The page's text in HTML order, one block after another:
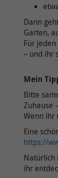
Dann
Garten,
Für
– und ihr
Mein
Bitte
Zuhause
Wenn ihr
Eine
https://
Natürlich
ihr